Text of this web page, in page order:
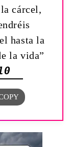
cárcel,
hasta la
la vida”